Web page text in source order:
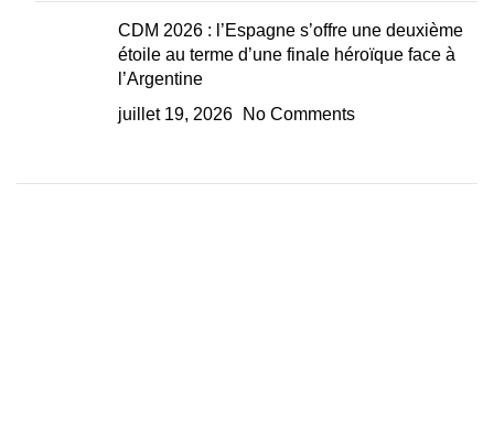
CDM 2026 : l’Espagne s’offre une deuxième
étoile au terme d’une finale héroïque face à
l’Argentine
juillet 19, 2026
No Comments